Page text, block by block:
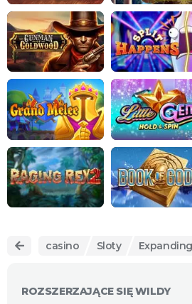
casino Sloty
ROZSZERZAJĄCE SIĘ WILDY